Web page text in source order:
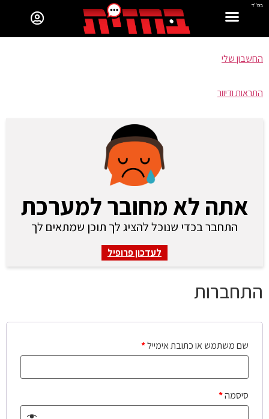
בס"ד
החשבון שלי
התראות ודיוור
אתה לא מחובר למערכת
התחבר בכדי שנוכל להציג לך תוכן שמתאים לך
לעדכון פרופיל
התחברות
שם משתמש או כתובת אימייל*
סיסמה*